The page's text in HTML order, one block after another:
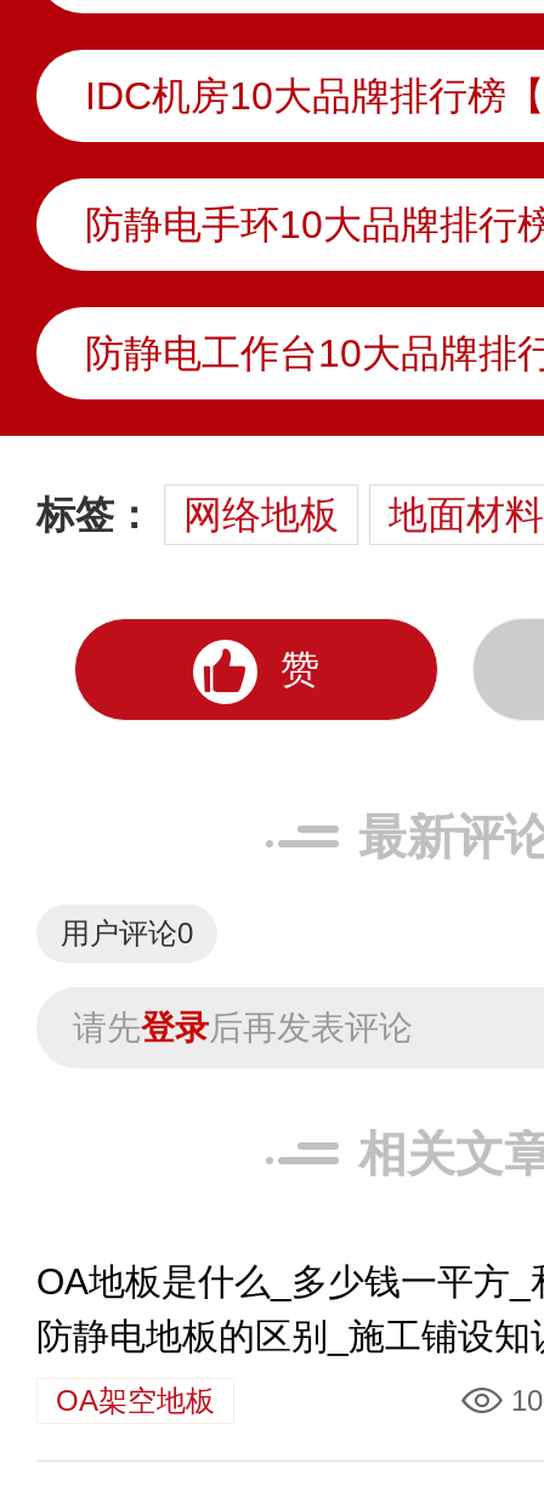
IDC机房10大品牌排行榜
标签： 网络地板 地面材料
赞
最新评
用户评论0
请先登录后再发表评论
相关文
OA地板是什么_多少钱一平方_
防静电地板的区别_施工铺设知
OA架空地板